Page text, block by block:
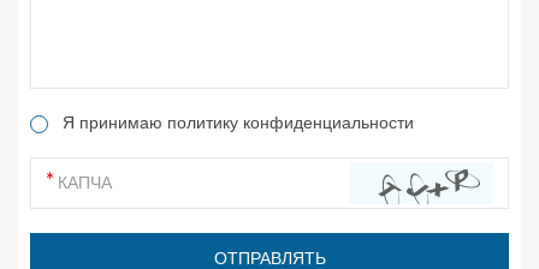
Я принимаю политику конфиденциальности